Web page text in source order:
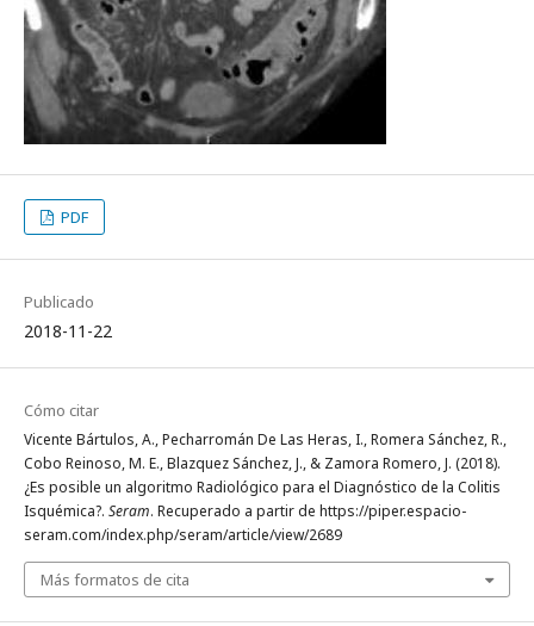
PDF
Publicado
2018-11-22
Cómo citar
Vicente Bártulos, A., Pecharromán De Las Heras, I., Romera Sánchez, R.,
Cobo Reinoso, M. E., Blazquez Sánchez, J., & Zamora Romero, J. (2018).
¿Es posible un algoritmo Radiológico para el Diagnóstico de la Colitis
Isquémica?. Seram. Recuperado a partir de https://piper.espacio-
seram.com/index.php/seram/article/view/2689
Más formatos de cita